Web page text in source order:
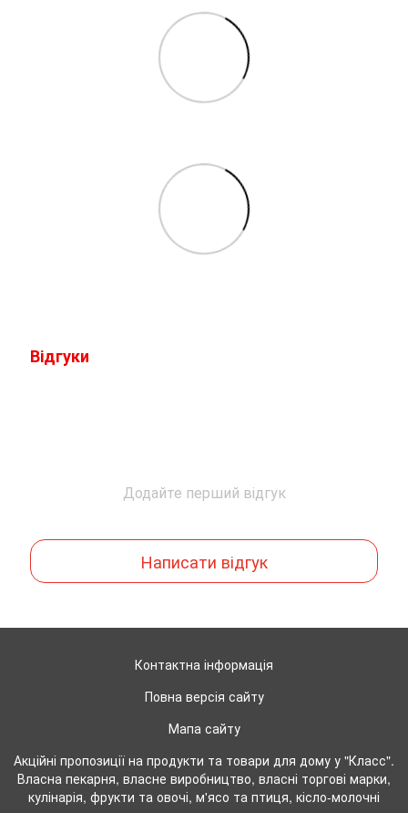
Відгуки
Додайте перший відгук
Написати відгук
Контактна інформація
Повна версія сайту
Мапа сайту
Акційні пропозиції на продукти та товари для дому у "Класс".
Власна пекарня, власне виробництво, власні торгові марки,
кулінарія, фрукти та овочі, м'ясо та птиця, кісло-молочні